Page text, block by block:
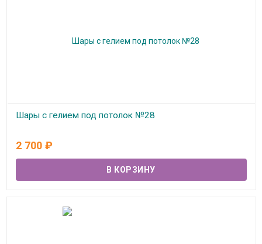
Шары с гелием под потолок №28
2 700 ₽